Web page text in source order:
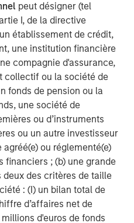
peut désigner (tel
I, de la directive
un établissement de crédit,
une institution financière
compagnie d'assurance,
collectif ou la société de
fonds de pension ou la
une société de
ou d’instruments
ou un autre investisseur
ou réglementé(e)
financiers ; (b) une grande
des critères de taille
: (I) un bilan total de
d’affaires net de
d'euros de fonds
that may be
a public tender offer
nor indirectly, in
constitute a violation
Germany (the “Bidder”)
legally permitted, to
shares outside the
If such further
about such
of shares acquired or to
paid or agreed on, will
if and to the extent
Republic of Germany